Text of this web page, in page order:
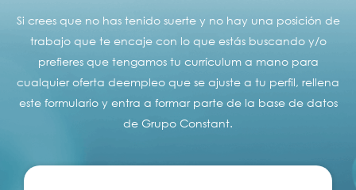
Si crees que no has tenido suerte y no hay una posición de
trabajo que te encaje con lo que estás buscando y/o
prefieres que tengamos tu currículum a mano para
cualquier oferta deempleo que se ajuste a tu perfil, rellena
este formulario y entra a formar parte de la base de datos
de Grupo Constant.